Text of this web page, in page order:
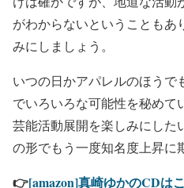
がわからないということもあ
みにしましょう。
いつの日かアパレルのほうで
でいろいろな可能性を秘めて
芸能活動展開を楽しみにした
の形でもう一度知名度上昇に
👉[amazon]真崎ゆかのCDはこ